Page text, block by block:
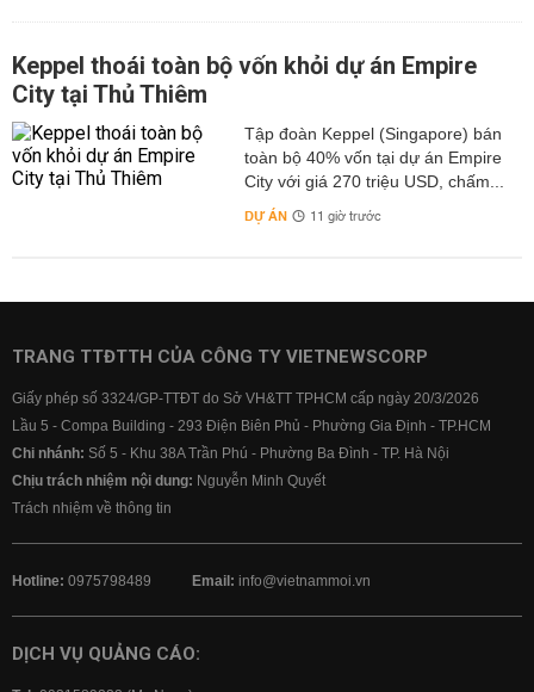
Keppel thoái toàn bộ vốn khỏi dự án Empire
City tại Thủ Thiêm
Tập đoàn Keppel (Singapore) bán
toàn bộ 40% vốn tại dự án Empire
City với giá 270 triệu USD, chấm...
DỰ ÁN 11 giờ trước
TRANG TTĐTTH CỦA CÔNG TY VIETNEWSCORP
Giấy phép số 3324/GP-TTĐT do Sở VH&TT TPHCM cấp ngày 20/3/2026
Lầu 5 - Compa Building - 293 Điện Biên Phủ - Phường Gia Định - TP.HCM
Chi nhánh: Số 5 - Khu 38A Trần Phú - Phường Ba Đình - TP. Hà Nội
Chịu trách nhiệm nội dung: Nguyễn Minh Quyết
Trách nhiệm về thông tin
Hotline: 0975798489 Email: info@vietnammoi.vn
DỊCH VỤ QUẢNG CÁO: